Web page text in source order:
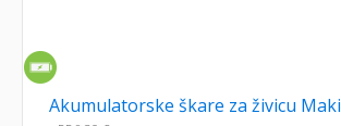
Akumulatorske škare za živicu